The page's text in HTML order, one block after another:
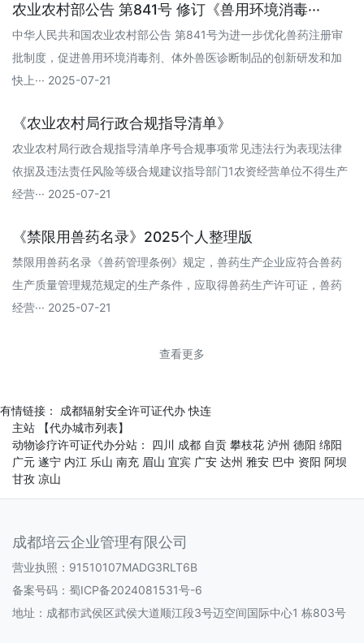
农业农村部公告 第841号 修订《兽用环境消毒···
中华人民共和国农业农村部公告 第841号为进一步优化兽药注册审
批制度，促进兽用环境消毒剂、体外兽医诊断制品的创新研发和加
快上··· 2025-07-21
《农业农村局行政合规指导清单》
农业农村局行政合规指导清单序号合规事项常见违法行为表现法律
依据及违法责任风险等级合规建议指导部门1农资经营单位不得生产
经营··· 2025-07-21
《禁限用兽药名录》2025个人整理版
禁限用兽药名录《兽药管理条例》规定，兽药生产企业应符合兽药
生产质量管理规范规定的生产条件，应取得兽药生产许可证，兽药
经营··· 2025-07-21
查看更多
有情链接： 成都辐射安全许可证代办 快连
主站
【代办城市列表】
动物诊疗许可证代办分站： 四川 成都 自贡 攀枝花 泸州 德阳 绵阳
广元 遂宁 内江 乐山 南充 眉山 宜宾 广安 达州 雅安 巴中 资阳 阿坝
甘孜 凉山
成都培云企业管理有限公司
营业执照：91510107MADG3RLT6B
备案号码： 蜀ICP备2024081531号-6
地址：成都市武侯区武侯大道顺江段3号迈空间国际中心1 栋803号